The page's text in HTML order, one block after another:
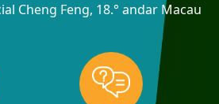
Cheng Feng, 18.° andar Macau